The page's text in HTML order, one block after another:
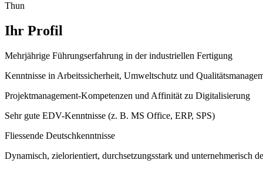
Thun
Ihr Profil
Mehrjährige Führungserfahrung in der industriellen Fertigung
Kenntnisse in Arbeitssicherheit, Umweltschutz und
Projektmanagement-Kompetenzen und Affinität zu Digitalisierung
Sehr gute EDV-Kenntnisse (z. B. MS Office, ERP, SPS)
Fliessende Deutschkenntnisse
Dynamisch, zielorientiert, durchsetzungsstark und unternehmerisch